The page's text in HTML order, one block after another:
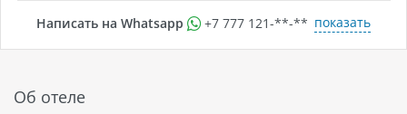
Написать на Whatsapp +7 777 121-**-** показать
Об отеле